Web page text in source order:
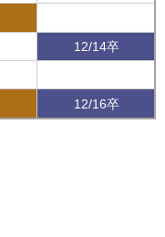
12/14卒
12/16卒